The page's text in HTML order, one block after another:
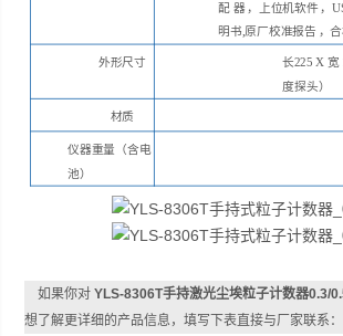
配 器 ，上位机软件 ，
明书,原厂校准报告 ，
外形尺寸 长225 X 宽
度探头）
材质
仪器重量（含电
池）
如果你对YLS-8306T手持激光尘埃粒子计数器0.3/
想了解更详细的产品信息，填写下表直接与厂家联系：